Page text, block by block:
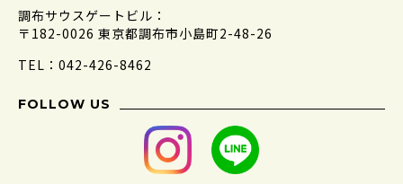
調布サウスゲートビル：
〒182-0026 東京都調布市小島町2-48-26
TEL：042-426-8462
FOLLOW US